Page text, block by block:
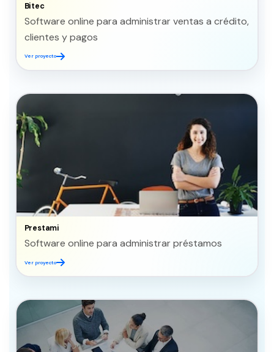
Bitec
Software online para administrar ventas a crédito,
clientes y pagos
Ver proyecto
Prestami
Software online para administrar préstamos
Ver proyecto